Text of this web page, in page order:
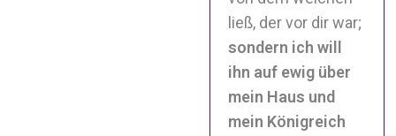
ließ, der vor dir war;
sondern ich will
ihn auf ewig über
mein Haus und
mein Königreich